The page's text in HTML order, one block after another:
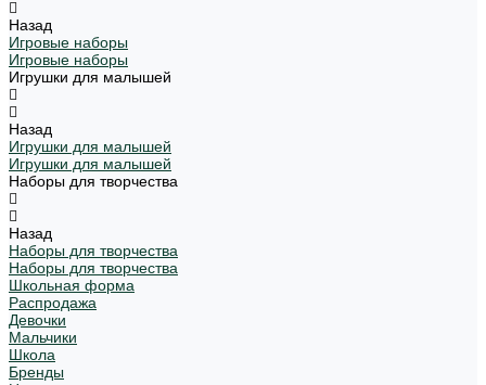
Назад
Игровые наборы
Игровые наборы
Игрушки для малышей
Назад
Игрушки для малышей
Игрушки для малышей
Наборы для творчества
Назад
Наборы для творчества
Наборы для творчества
Школьная форма
Распродажа
Девочки
Мальчики
Школа
Бренды